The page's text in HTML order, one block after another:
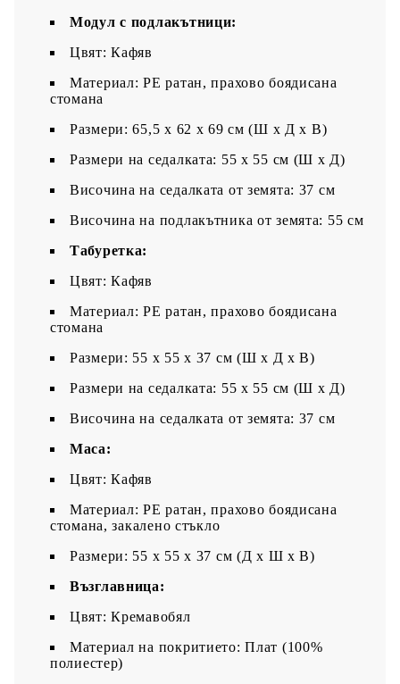
Модул с подлакътници:
Цвят: Кафяв
Материал: PE ратан, прахово боядисана
стомана
Размери: 65,5 x 62 x 69 см (Ш x Д x В)
Размери на седалката: 55 x 55 cм (Ш x Д)
Височина на седалката от земята: 37 см
Височина на подлакътника от земята: 55 см
Табуретка:
Цвят: Кафяв
Материал: PE ратан, прахово боядисана
стомана
Размери: 55 x 55 x 37 см (Ш x Д x В)
Размери на седалката: 55 x 55 cм (Ш x Д)
Височина на седалката от земята: 37 см
Маса:
Цвят: Кафяв
Материал: PE ратан, прахово боядисана
стомана, закалено стъкло
Размери: 55 x 55 x 37 см (Д x Ш x В)
Възглавница:
Цвят: Кремавобял
Материал на покритието: Плат (100%
полиестер)